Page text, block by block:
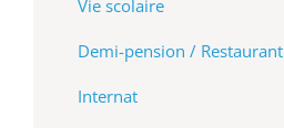
Vie scolaire
Demi-pension / Restaurant
Internat